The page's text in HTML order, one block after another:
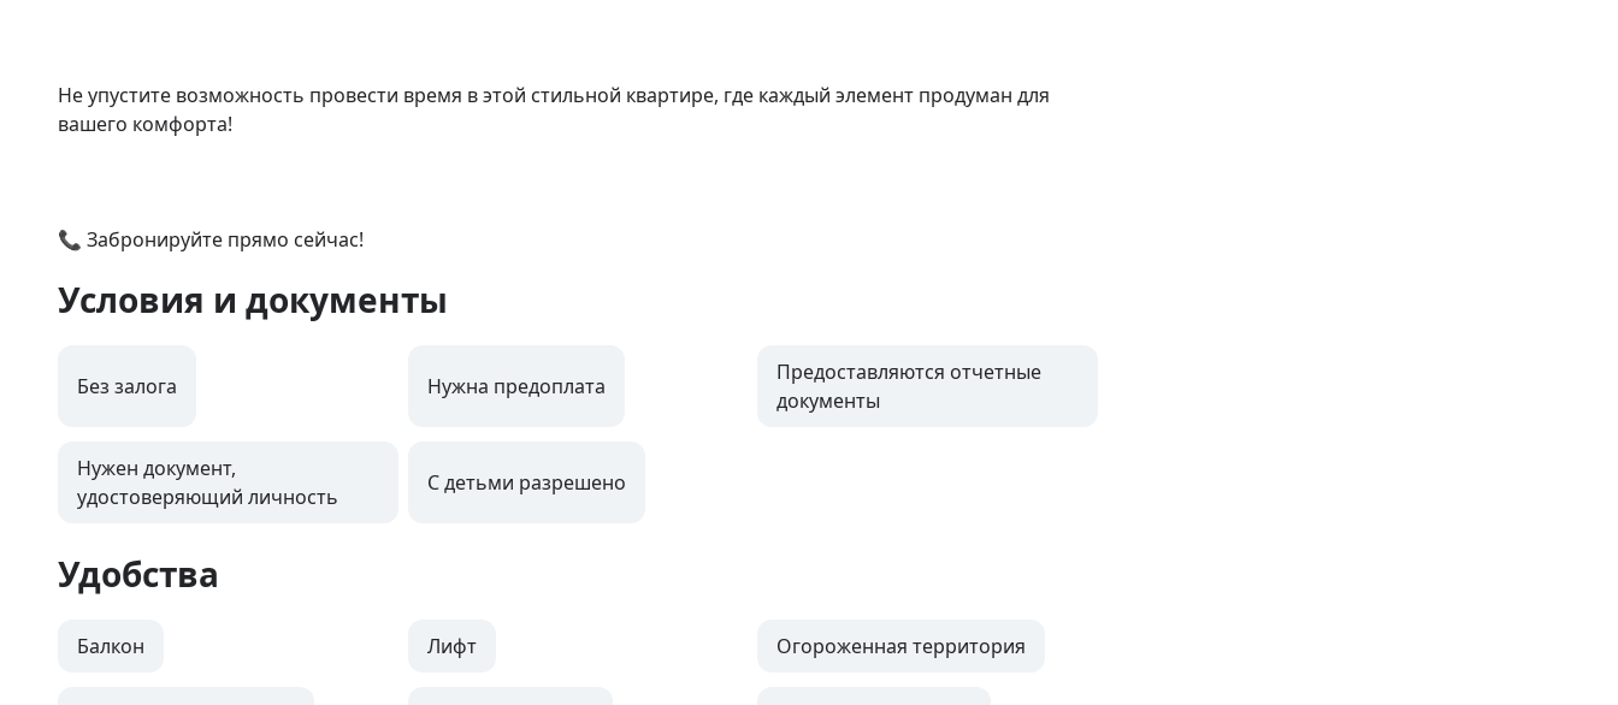
Не упустите возможность провести время в этой стильной квартире, где каждый элемент продуман для
вашего комфорта!
📞 Забронируйте прямо сейчас!
Условия и документы
Без залога Нужна предоплата
Предоставляются отчетные
документы
Нужен документ,
удостоверяющий личность
С детьми разрешено
Удобства
Балкон Лифт Огороженная территория